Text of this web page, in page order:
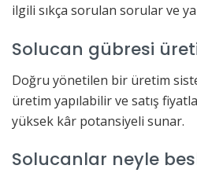
ilgili sıkça sorulan sorular ve
Solucan gübresi
Doğru yönetilen bir üretim
üretim yapılabilir ve satış
yüksek kâr potansiyeli sunar.
Solucanlar neyle